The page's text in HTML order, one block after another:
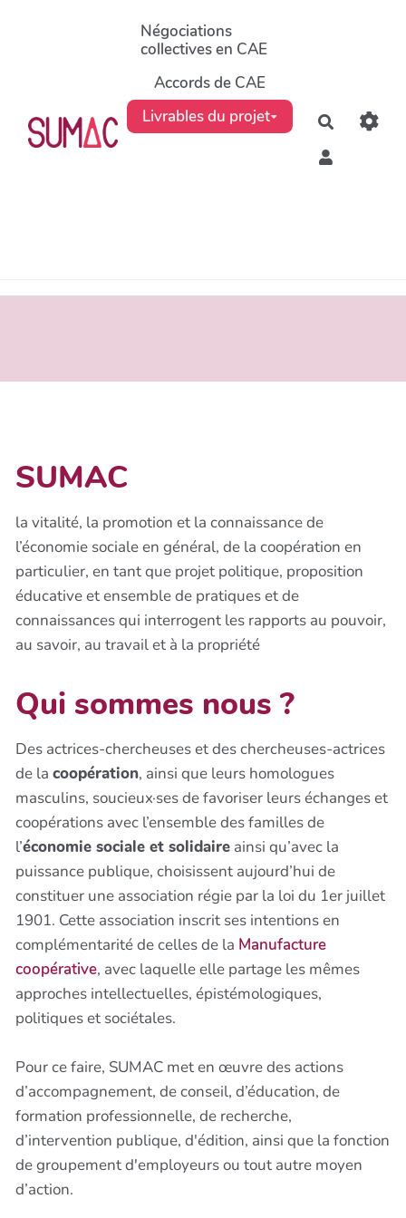
Aller au contenu principalNégociations
collectives en CAE
Accords de CAE
Livrables du projet
SUMAC
la vitalité, la promotion et la connaissance de
l’économie sociale en général, de la coopération en
particulier, en tant que projet politique, proposition
éducative et ensemble de pratiques et de
connaissances qui interrogent les rapports au pouvoir,
au savoir, au travail et à la propriété
Qui sommes nous ?
Des actrices-chercheuses et des chercheuses-actrices
de la coopération, ainsi que leurs homologues
masculins, soucieux·ses de favoriser leurs échanges et
coopérations avec l’ensemble des familles de
l’économie sociale et solidaire ainsi qu’avec la
puissance publique, choisissent aujourd’hui de
constituer une association régie par la loi du 1er juillet
1901. Cette association inscrit ses intentions en
complémentarité de celles de la Manufacture
coopérative, avec laquelle elle partage les mêmes
approches intellectuelles, épistémologiques,
politiques et sociétales.
Pour ce faire, SUMAC met en œuvre des actions
d’accompagnement, de conseil, d’éducation, de
formation professionnelle, de recherche,
d’intervention publique, d'édition, ainsi que la fonction
de groupement d'employeurs ou tout autre moyen
d’action.